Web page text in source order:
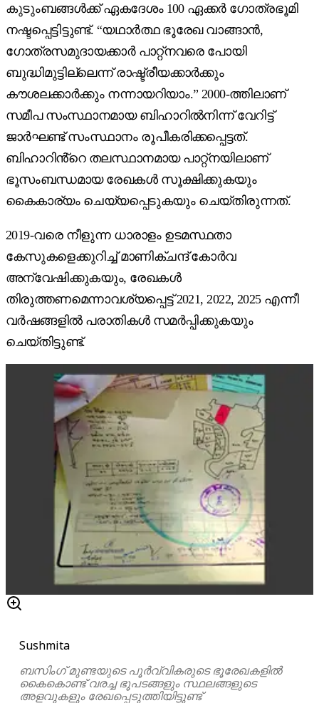
കുടുംബങ്ങൾക്ക് ഏകദേശം 100 ഏക്കർ ഗോത്രഭൂമി
നഷ്ടപ്പെട്ടിട്ടുണ്ട്. “യഥാർത്ഥ ഭൂരേഖ വാങ്ങാൻ,
ഗോത്രസമുദായക്കാർ പാറ്റ്നവരെ പോയി
ബുദ്ധിമുട്ടില്ലെന്ന് രാഷ്ട്രീയക്കാർക്കും
കൗശലക്കാർക്കും നന്നായറിയാം.” 2000-ത്തിലാണ്
സമീപ സംസ്ഥാനമായ ബിഹാറിൽനിന്ന് വേറിട്ട്
ജാർഘണ്ട് സംസ്ഥാനം രൂപീകരിക്കപ്പെട്ടത്.
ബിഹാറിൻ്റെ തലസ്ഥാനമായ പാറ്റ്നയിലാണ്
ഭൂസംബന്ധമായ രേഖകൾ സൂക്ഷിക്കുകയും
കൈകാര്യം ചെയ്യപ്പെടുകയും ചെയ്തിരുന്നത്.
2019-വരെ നീളുന്ന ധാരാളം ഉടമസ്ഥതാ
കേസുകളെക്കുറിച്ച് മാണിക്ചന്ദ് കോർവ
അന്വേഷിക്കുകയും, രേഖകൾ
തിരുത്തണമെന്നാവശ്യപ്പെട്ട് 2021, 2022, 2025 എന്നീ
വർഷങ്ങളിൽ പരാതികൾ സമർപ്പിക്കുകയും
ചെയ്തിട്ടുണ്ട്.
Sushmita
ബസിംഗ് മുണ്ടയുടെ പൂർവ്വികരുടെ ഭൂരേഖകളിൽ
കൈകൊണ്ട് വരച്ച ഭൂപടങ്ങളും സ്ഥലങ്ങളുടെ
അളവുകളും രേഖപ്പെടുത്തിയിട്ടുണ്ട്